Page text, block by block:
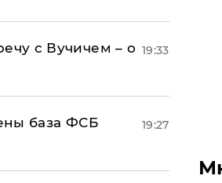
с Вучичем – о 19:33
база ФСБ
19:27